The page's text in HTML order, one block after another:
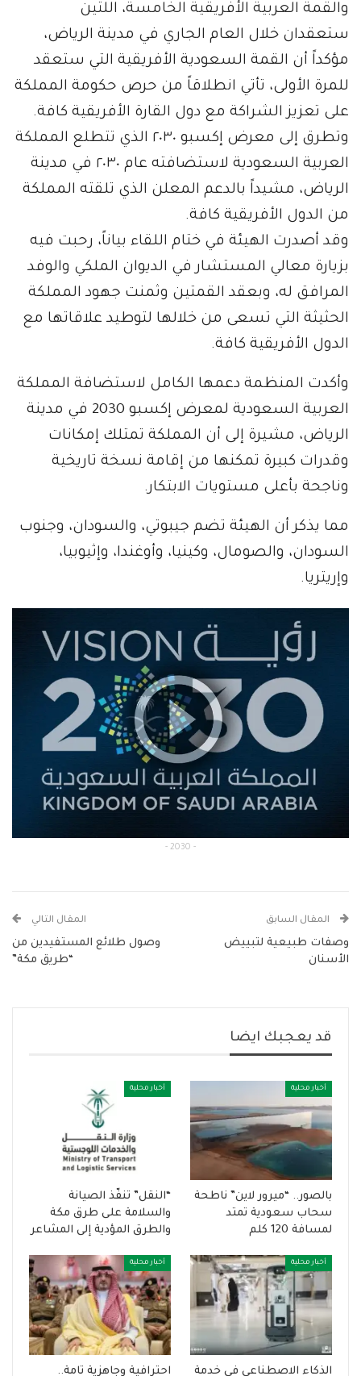
والقمة العربية الأفريقية الخامسة، اللتين
ستعقدان خلال العام الجاري في مدينة الرياض،
مؤكداً أن القمة السعودية الأفريقية التي ستعقد
للمرة الأولى، تأتي انطلاقاً من حرص حكومة المملكة
على تعزيز الشراكة مع دول القارة الأفريقية كافة.
وتطرق إلى معرض إكسبو ٢٠٣٠ الذي تتطلع المملكة
العربية السعودية لاستضافته عام ٢٠٣٠ في مدينة
الرياض، مشيداً بالدعم المعلن الذي تلقته المملكة
من الدول الأفريقية كافة.
وقد أصدرت الهيئة في ختام اللقاء بياناً، رحبت فيه
بزيارة معالي المستشار في الديوان الملكي والوفد
المرافق له، وبعقد القمتين وثمنت جهود المملكة
الحثيثة التي تسعى من خلالها لتوطيد علاقاتها مع
الدول الأفريقية كافة.
وأكدت المنظمة دعمها الكامل لاستضافة المملكة
العربية السعودية لمعرض إكسبو 2030 في مدينة
الرياض، مشيرة إلى أن المملكة تمتلك إمكانات
وقدرات كبيرة تمكنها من إقامة نسخة تاريخية
وناجحة بأعلى مستويات الابتكار.
مما يذكر أن الهيئة تضم جيبوتي، والسودان، وجنوب
السودان، والصومال، وكينيا، وأوغندا، وإثيوبيا،
وإريتريا.
- 2030 -
المقال السابق
وصفات طبيعية لتبييض
الأسنان
المقال التالي
وصول طلائع المستفيدين من
“طريق مكة”
قد يعجبك ايضا
أخبار محلية
بالصور.. “ميرور لاين” ناطحة
سحاب سعودية تمتد
لمسافة 120 كلم
أخبار محلية
“النقل” تنفّذ الصيانة
والسلامة على طرق مكة
والطرق المؤدية إلى المشاعر
أخبار محلية
الذكاء الاصطناعي في خدمة
أخبار محلية
احترافية وجاهزية تامة..